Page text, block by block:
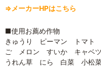
⇒メーカーHPはこちら
■使用お薦め作物
きゅうり ピーマン トマ
ご メロン すいか キャベ
うれん草 にら 白菜 小松